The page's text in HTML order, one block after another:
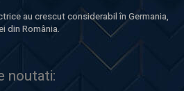
au crescut considerabil în Germania,
din România.
noutati: